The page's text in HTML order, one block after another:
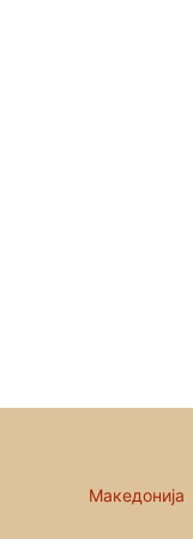
Македонија